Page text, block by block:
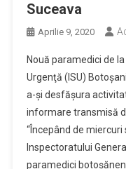
Suceava
Aprilie 9, 2020
Nouă paramedici de
Urgenţă (ISU)
a-şi desfăşura
informare transmisă
“Începând de
Inspectoratului
paramedici